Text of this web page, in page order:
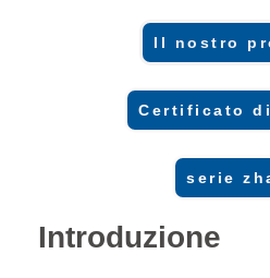
Il nostro
Certificato
serie
Introduzione